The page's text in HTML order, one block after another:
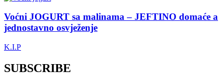
Voćni JOGURT sa malinama – JEFTINO domaće a
jednostavno osvježenje
K.I.P
SUBSCRIBE